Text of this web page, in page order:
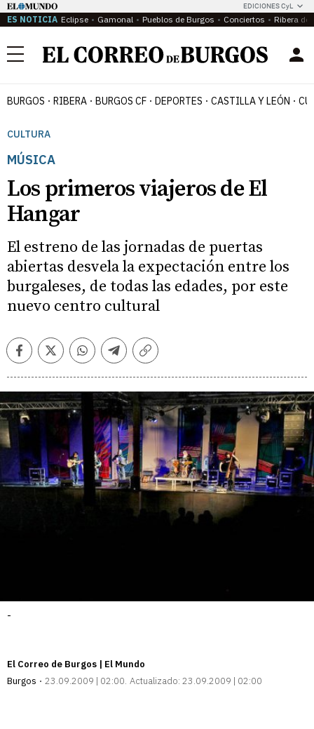
EDICIONES CyL
ES NOTICIA Eclipse Gamonal Pueblos de Burgos Conciertos Ribera del
Menú
BURGOS RIBERA BURGOS CF DEPORTES CASTILLA Y LEÓN
CULTURA
MÚSICA
Los primeros viajeros de El
Hangar
El estreno de las jornadas de puertas
abiertas desvela la expectación entre los
burgaleses, de todas las edades, por este
nuevo centro cultural
FacebookTwitterWhatsappTelegramCopiar
-
El Correo de Burgos | El Mundo
Burgos
23.09.2009 | 02:00 Actualizado: 23.09.2009 | 02:00